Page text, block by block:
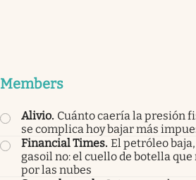
Members
Alivio. Cuánto caería la presión
se complica hoy bajar más
Financial Times. El petróleo
gasoil no: el cuello de botella
por las nubes